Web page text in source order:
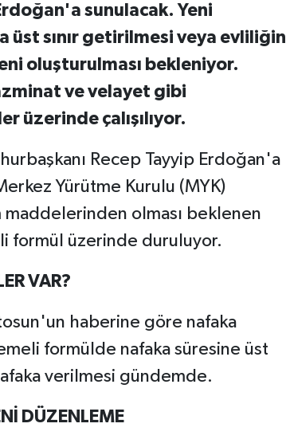
sunulacak. Yeni
sınır getirilmesi veya evliliğin
oluşturulması bekleniyor.
ve velayet gibi
üzerinde çalışılıyor.
Recep Tayyip Erdoğan'a
Yürütme Kurulu (MYK)
olması beklenen
formül üzerinde duruluyor.
VAR?
haberine göre nafaka
formülde nafaka süresine üst
verilmesi gündemde.
DÜZENLEME